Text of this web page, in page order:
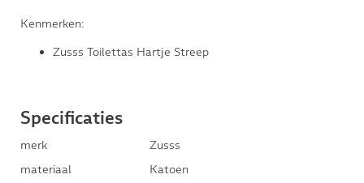
Kenmerken:
Zusss Toilettas Hartje Streep
Specificaties
merk
Zusss
materiaal
Katoen